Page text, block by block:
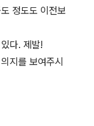
정도도 이전보
다. 제발!
지를 보여주시